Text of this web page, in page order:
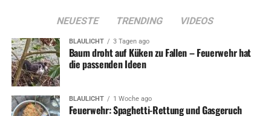
NEUESTE TRENDING VIDEOS
BLAULICHT 3 Tagen ago
Baum droht auf Küken zu Fallen – Feuerwehr hat
die passenden Ideen
BLAULICHT 1 Woche ago
Feuerwehr: Spaghetti-Rettung und Gasgeruch